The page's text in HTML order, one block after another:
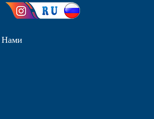
Нами